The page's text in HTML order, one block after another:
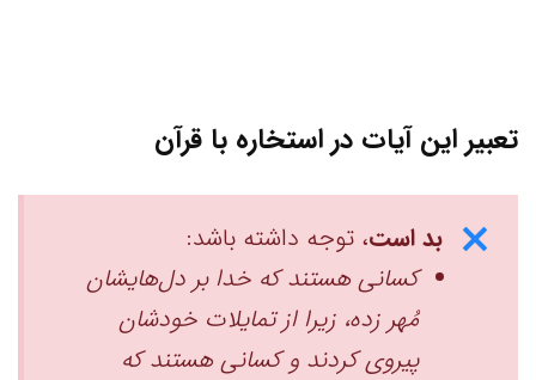
تعبیر این آیات در استخاره با قرآن
بد است، توجه داشته باشد:
کسانی‌ هستند که خدا بر دل‌هایشان
مُهر زده، زیرا از تمایلات خود‌شان
پیروی کردند ‏و کسانی هستند که